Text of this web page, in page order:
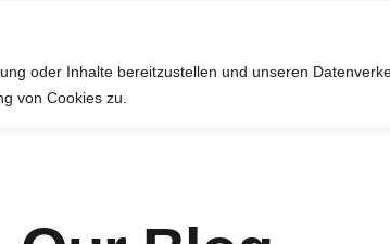
oder Inhalte bereitzustellen und unseren
von Cookies zu.